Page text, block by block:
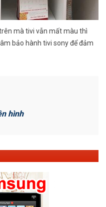
mà tivi vẫn mất màu thì
bảo hành tivi sony để đảm
hình